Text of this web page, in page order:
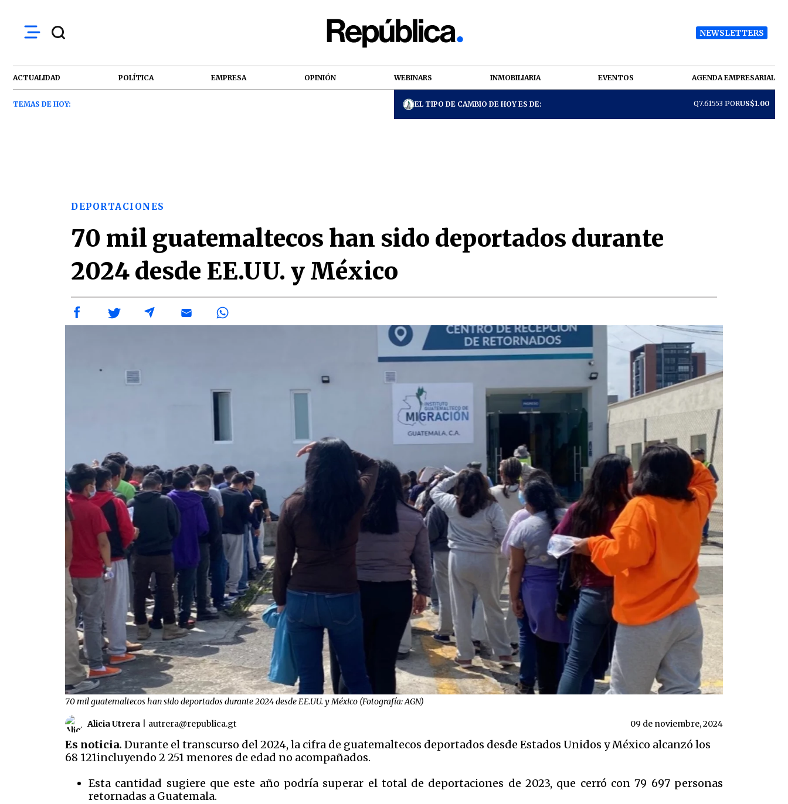
NEWSLETTERS
ACTUALIDAD POLÍTICA EMPRESA OPINIÓN WEBINARS INMOBILIARIA EVENTOS AGENDA EMPRESARIAL
TEMAS DE HOY: EL TIPO DE CAMBIO DE HOY ES DE: Q7.61553 PORUS$1.00
DEPORTACIONES
70 mil guatemaltecos han sido deportados durante
2024 desde EE.UU. y México
70 mil guatemaltecos han sido deportados durante 2024 desde EE.UU. y México (Fotografía: AGN)
Alicia Utrera autrera@republica.gt 09 de noviembre, 2024
Es noticia. Durante el transcurso del 2024, la cifra de guatemaltecos deportados desde Estados Unidos y México alcanzó los
68 121incluyendo 2 251 menores de edad no acompañados.
Esta cantidad sugiere que este año podría superar el total de deportaciones de 2023, que cerró con 79 697 personas
retornadas a Guatemala.